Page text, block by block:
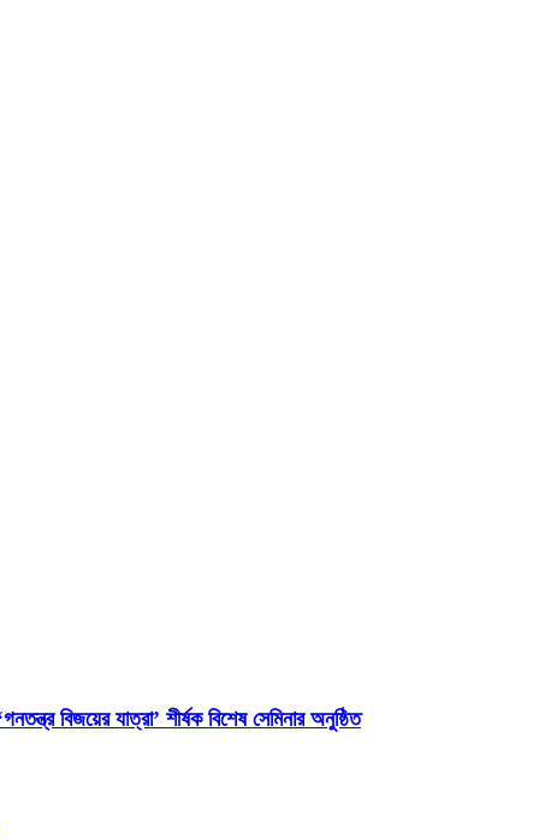
বিজয়ের যাত্রা’ শীর্ষক বিশেষ সেমিনার অনুষ্ঠিত